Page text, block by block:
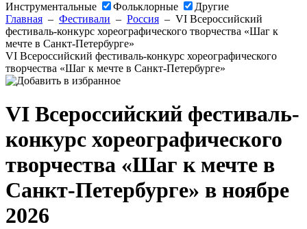
Инструментальные
Фольклорные
Другие
Главная – Фестивали – Россия – VI Всероссийский
фестиваль-конкурс хореографического творчества «Шаг к
мечте в Санкт-Петербурге»
VI Всероссийский фестиваль-конкурс хореографического
творчества «Шаг к мечте в Санкт-Петербурге»
VI Всероссийский фестиваль-
конкурс хореографического
творчества «Шаг к мечте в
Санкт-Петербурге» в ноябре
2026